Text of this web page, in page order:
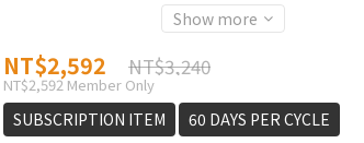
Show more
NT$2,592 NT$3,240
NT$2,592 Member Only
SUBSCRIPTION ITEM 60 DAYS PER CYCLE